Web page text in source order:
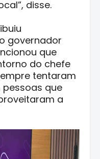
disse.
governador
que
do chefe
tentaram
pessoas que
a